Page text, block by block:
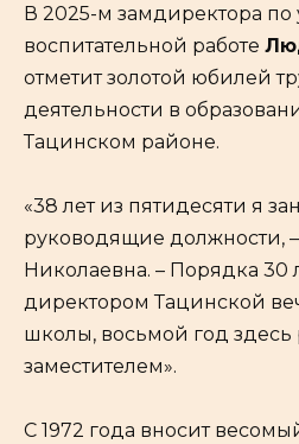
В 2025-м замдиректора по
воспитательной работе
отметит золотой юбилей
деятельности в
Тацинском районе.
«38 лет из пятидесяти я
руководящие должности,
Николаевна. – Порядка 30
директором Тацинской
школы, восьмой год здесь
заместителем».
С 1972 года вносит